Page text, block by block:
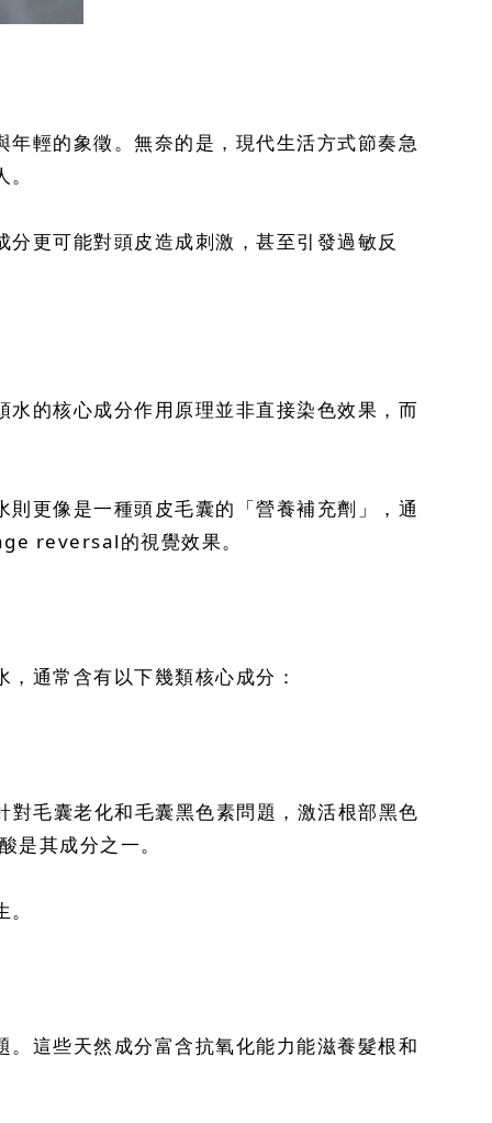
輕的象徵。無奈的是，現代生活方式節奏急
更可能對頭皮造成刺激，甚至引發過敏反
的核心成分作用原理並非直接染色效果，而
更像是一種頭皮毛囊的「營養補充劑」，通
reversal的視覺效果。
通常含有以下幾類核心成分：
毛囊老化和毛囊黑色素問題，激活根部黑色
其成分之一。
這些天然成分富含抗氧化能力能滋養髮根和